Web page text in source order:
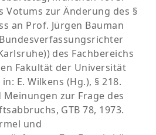
Votums zur Änderung des §
an Prof. Jürgen Bauman
des Fachbereichs
Fakultät der Universität
E. Wilkens (Hg.), § 218.
zur Frage des
GTB 78, 1973.
und